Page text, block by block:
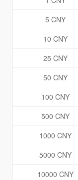
5 CNY
10 CNY
25 CNY
50 CNY
100 CNY
500 CNY
1000 CNY
5000 CNY
10000 CNY